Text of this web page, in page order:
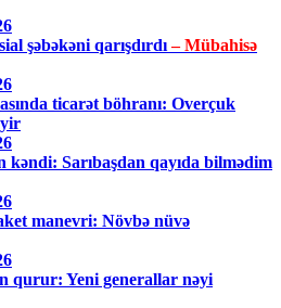
şəbəkəni qarışdırdı– Mübahisə
ticarət böhranı: Overçuk
kəndi: Sarıbaşdan qayıda bilmədim
manevri: Növbə nüvə
qurur: Yeni generallar nəyi